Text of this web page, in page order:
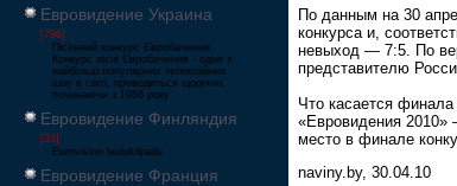
Евровидение Украина
[796]
Пісенний конкурс Євробачення
Конкурс пісні Євробачення - одне з
найбільш популярних телевізійних
шоу в світі, проводиться щорічно,
починаючи з 1956 року
Евровидение Финляндия
[33]
Eurovision laulukilpailu
Евровидение Франция
По данным на 30
конкурса и,
невыход — 7:5. По
представителю
Что касается
«Евровидения 2010»
место в финале
naviny.by, 30.04.10